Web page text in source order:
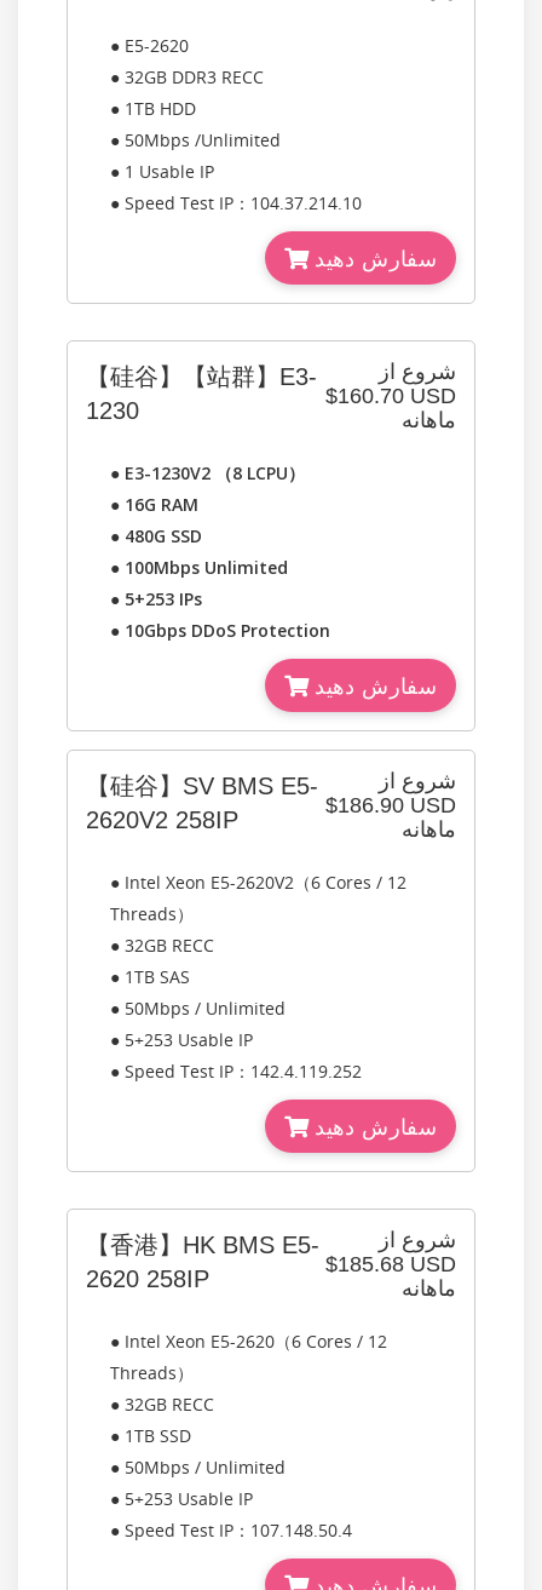
● E5-2620
● 32GB DDR3 RECC
● 1TB HDD
● 50Mbps /Unlimited
● 1 Usable IP
● Speed Test IP：104.37.214.10
سفارش دهید
شروع از
$160.70 USD
ماهانه
【硅谷】【站群】E3-
1230
● E3-1230V2 （8 LCPU）
● 16G RAM
● 480G SSD
● 100Mbps Unlimited
● 5+253 IPs
● 10Gbps DDoS Protection
سفارش دهید
شروع از
$186.90 USD
ماهانه
【硅谷】SV BMS E5-
2620V2 258IP
● Intel Xeon E5-2620V2（6 Cores / 12
Threads）
● 32GB RECC
● 1TB SAS
● 50Mbps / Unlimited
● 5+253 Usable IP
● Speed Test IP：142.4.119.252
سفارش دهید
شروع از
$185.68 USD
ماهانه
【香港】HK BMS E5-
2620 258IP
● Intel Xeon E5-2620（6 Cores / 12
Threads）
● 32GB RECC
● 1TB SSD
● 50Mbps / Unlimited
● 5+253 Usable IP
● Speed Test IP：107.148.50.4